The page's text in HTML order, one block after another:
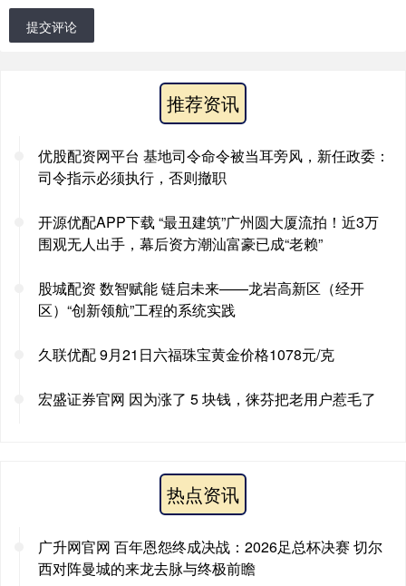
提交评论
推荐资讯
优股配资网平台 基地司令命令被当耳旁风，新任政委：
司令指示必须执行，否则撤职
开源优配APP下载 “最丑建筑”广州圆大厦流拍！近3万
围观无人出手，幕后资方潮汕富豪已成“老赖”
股城配资 数智赋能 链启未来——龙岩高新区（经开
区）“创新领航”工程的系统实践
久联优配 9月21日六福珠宝黄金价格1078元/克
宏盛证券官网 因为涨了 5 块钱，徕芬把老用户惹毛了
热点资讯
广升网官网 百年恩怨终成决战：2026足总杯决赛 切尔
西对阵曼城的来龙去脉与终极前瞻